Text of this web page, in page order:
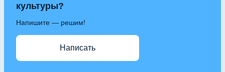
культуры?
Напишите — решим!
Написать